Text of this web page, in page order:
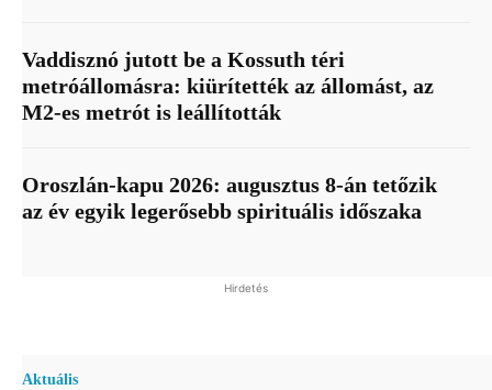
Vaddisznó jutott be a Kossuth téri
metróállomásra: kiürítették az állomást, az
M2-es metrót is leállították
Oroszlán-kapu 2026: augusztus 8-án tetőzik
az év egyik legerősebb spirituális időszaka
Hirdetés
Aktuális